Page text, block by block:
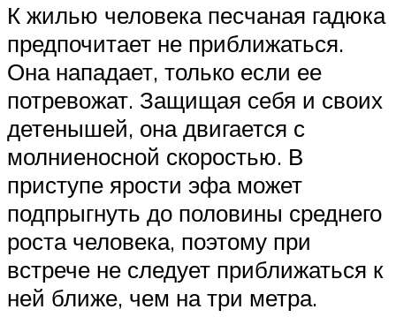
К жилью человека песчаная гадюка
предпочитает не приближаться.
Она нападает, только если ее
потревожат. Защищая себя и своих
детенышей, она двигается с
молниеносной скоростью. В
приступе ярости эфа может
подпрыгнуть до половины среднего
роста человека, поэтому при
встрече не следует приближаться к
ней ближе, чем на три метра.